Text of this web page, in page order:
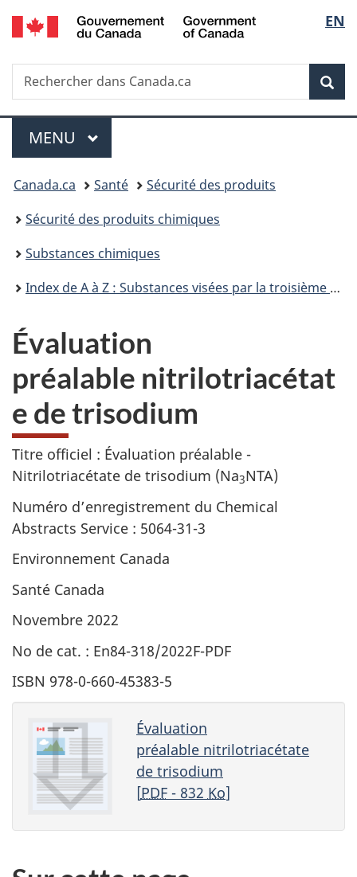
Passer
au
principal
Passer
à
Au
du
Passer
à
version
simplifiée
de
la
EN
Recherche
Rechercher
dans
Menu
MENU PRINCIPAL
Vous
êtes
ici :
Canada.ca Santé
Sécurité des produits
Sécurité des produits chimiques
Substances chimiques
Index de A à Z : Substances visées par la troisième phase du Plan de gestion des produits chimiques
Évaluation
préalable nitrilotriacétat
e de trisodium
Titre officiel : Évaluation préalable -
Nitrilotriacétate de trisodium (Na3NTA)
Numéro d’enregistrement du Chemical
Abstracts Service : 5064-31-3
Environnement Canada
Santé Canada
Novembre 2022
No de cat. : En84-318/2022F-PDF
ISBN 978-0-660-45383-5
Évaluation
préalable nitrilotriacétate
de trisodium
[PDF- 832 Ko]